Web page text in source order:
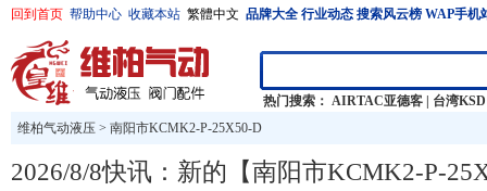
回到首页 帮助中心 收藏本站 繁體中文 品牌大全 行业动态 搜索风云榜 WAP手机
热门搜索： AIRTAC亚德客 台湾KSD
维柏气动液压 > 南阳市KCMK2-P-25X50-D
2026/8/8快讯：新的【南阳市KCMK2-P-